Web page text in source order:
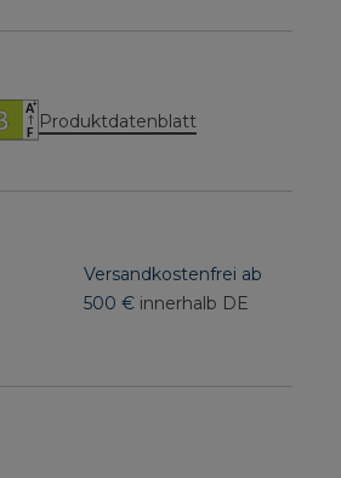
Produktdatenblatt
Versandkostenfrei ab
500 € innerhalb DE